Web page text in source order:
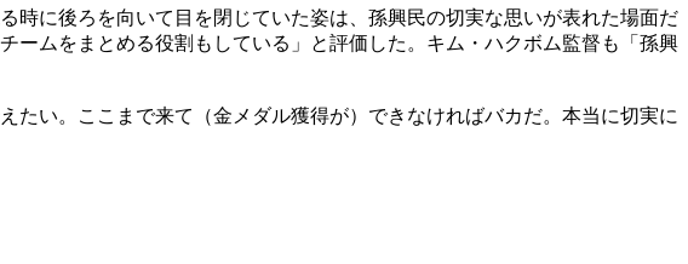
時に後ろを向いて目を閉じていた姿は、孫興民の切実な思いが表れた場面だ
ームをまとめる役割もしている」と評価した。キム・ハクボム監督も「孫興
い。ここまで来て（金メダル獲得が）できなければバカだ。本当に切実に